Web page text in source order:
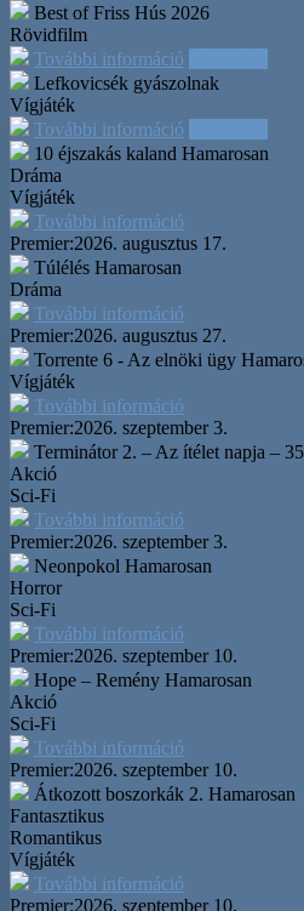
Best of Friss Hús 2026
Rövidfilm
További információ
Lefkovicsék gyászolnak
Vígjáték
További információ
10 éjszakás kaland Hamarosan
Dráma
Vígjáték
További információ
Premier:2026. augusztus 17.
Túlélés Hamarosan
Dráma
További információ
Premier:2026. augusztus 27.
Torrente 6 - Az elnöki ügy
Vígjáték
További információ
Premier:2026. szeptember 3.
Terminátor 2. – Az ítélet napja –
Akció
Sci-Fi
További információ
Premier:2026. szeptember 3.
Neonpokol Hamarosan
Horror
Sci-Fi
További információ
Premier:2026. szeptember 10.
Hope – Remény Hamarosan
Akció
Sci-Fi
További információ
Premier:2026. szeptember 10.
Átkozott boszorkák 2. Hamarosan
Fantasztikus
Romantikus
Vígjáték
További információ
Premier:2026. szeptember 10.